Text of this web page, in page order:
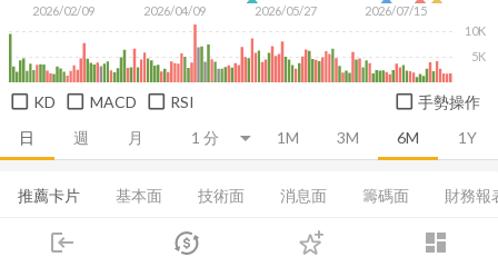
login dashboard
市場 登入
日 週 月 1M 3M 6M 1Y
2026/02/09 2026/04/09 2026/05/27 2026/07/15
5K
10K
KD MACD RSI 手勢操作
推薦卡片 基本面 技術面 消息面 籌碼面 財務報
當日主力券商 融資融券 董監持股 基本概況